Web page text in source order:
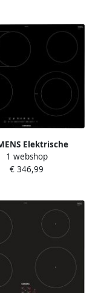
Elektrische
van SCHOTT
ET601FNP1E
& timerfunctie
1 webshop
€ 346,99